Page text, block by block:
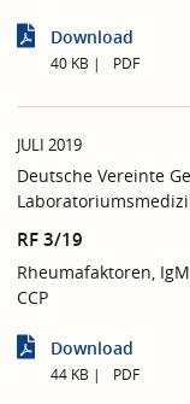
Download
40 KB PDF
JULI 2019
Deutsche Vereinte
RF 3/19
Rheumafaktoren,
CCP
Download
44 KB PDF